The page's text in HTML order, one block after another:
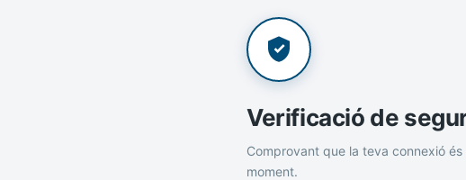
Verificació de
Comprovant que la teva connexió és
moment.